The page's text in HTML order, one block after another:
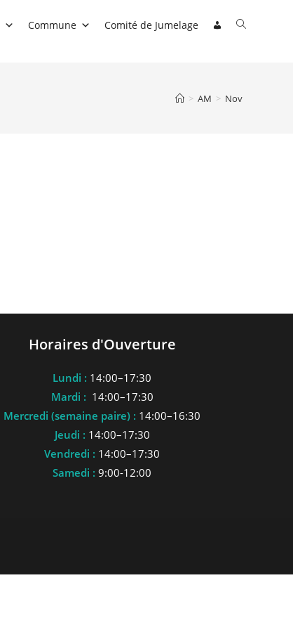
Commune Comité de Jumelage Toggle
> AM > Nov
Horaires d'Ouverture
Lundi : 14:00–17:30
Mardi : 14:00–17:30
Mercredi (semaine paire) : 14:00–16:30
Jeudi : 14:00–17:30
Vendredi : 14:00–17:30
Samedi : 9:00-12:00